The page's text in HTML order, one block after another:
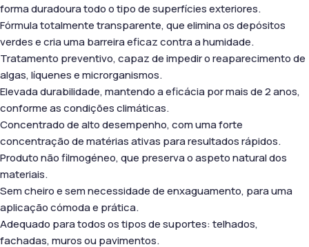
forma duradoura todo o tipo de superfícies exteriores.
Fórmula totalmente transparente, que elimina os depósitos
verdes e cria uma barreira eficaz contra a humidade.
Tratamento preventivo, capaz de impedir o reaparecimento de
algas, líquenes e microrganismos.
Elevada durabilidade, mantendo a eficácia por mais de 2 anos,
conforme as condições climáticas.
Concentrado de alto desempenho, com uma forte
concentração de matérias ativas para resultados rápidos.
Produto não filmogéneo, que preserva o aspeto natural dos
materiais.
Sem cheiro e sem necessidade de enxaguamento, para uma
aplicação cómoda e prática.
Adequado para todos os tipos de suportes: telhados,
fachadas, muros ou pavimentos.